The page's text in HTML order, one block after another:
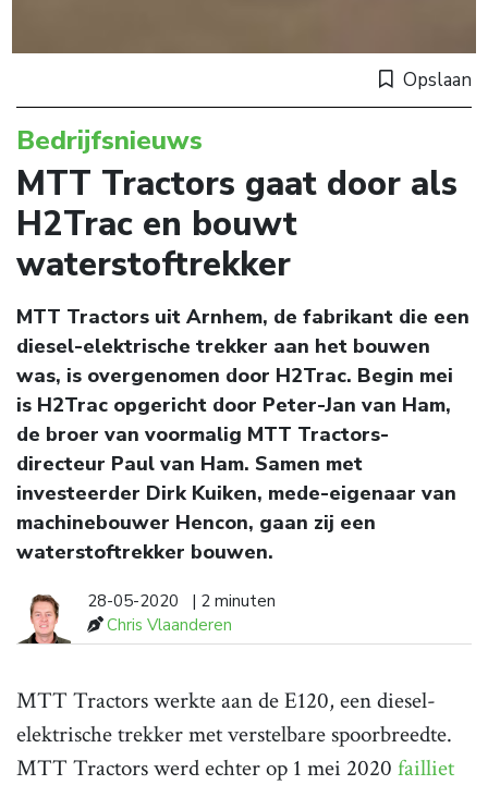
Opslaan
Bedrijfsnieuws
MTT Tractors gaat door als
H2Trac en bouwt
waterstoftrekker
MTT Tractors uit Arnhem, de fabrikant die een
diesel-elektrische trekker aan het bouwen
was, is overgenomen door H2Trac. Begin mei
is H2Trac opgericht door Peter-Jan van Ham,
de broer van voormalig MTT Tractors-
directeur Paul van Ham. Samen met
investeerder Dirk Kuiken, mede-eigenaar van
machinebouwer Hencon, gaan zij een
waterstoftrekker bouwen.
28-05-2020
| 2 minuten
Chris Vlaanderen
MTT Tractors werkte aan de E120, een diesel-
elektrische trekker met verstelbare spoorbreedte.
MTT Tractors werd echter op 1 mei 2020 failliet